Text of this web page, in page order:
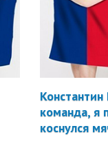
Константин
команда, я
коснулся